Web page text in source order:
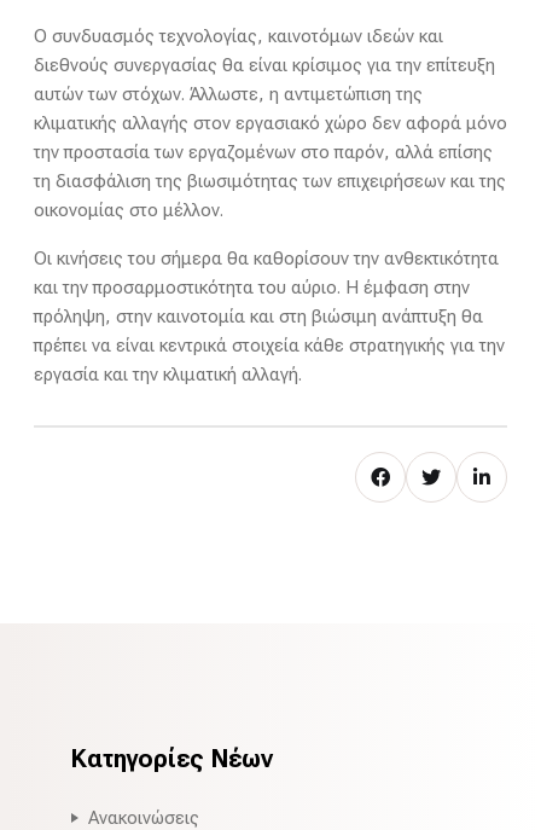
Ο συνδυασμός τεχνολογίας, καινοτόμων ιδεών και
διεθνούς συνεργασίας θα είναι κρίσιμος για την επίτευξη
αυτών των στόχων. Άλλωστε, η αντιμετώπιση της
κλιματικής αλλαγής στον εργασιακό χώρο δεν αφορά μόνο
την προστασία των εργαζομένων στο παρόν, αλλά επίσης
τη διασφάλιση της βιωσιμότητας των επιχειρήσεων και της
οικονομίας στο μέλλον.
Οι κινήσεις του σήμερα θα καθορίσουν την ανθεκτικότητα
και την προσαρμοστικότητα του αύριο. Η έμφαση στην
πρόληψη, στην καινοτομία και στη βιώσιμη ανάπτυξη θα
πρέπει να είναι κεντρικά στοιχεία κάθε στρατηγικής για την
εργασία και την κλιματική αλλαγή.
Κατηγορίες Νέων
Ανακοινώσεις